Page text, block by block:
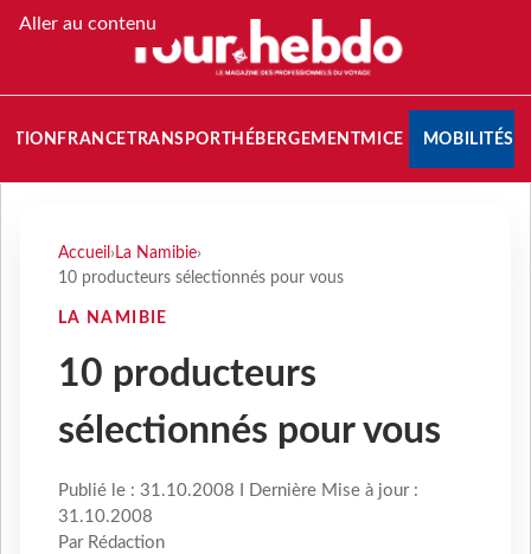
Aller au contenu
FRANCETRANSPORT HÉBERGEMENTMICE MOBILITÉS
Accueil › La Namibie›
10 producteurs sélectionnés pour vous
LA NAMIBIE
10 producteurs
sélectionnés pour vous
Publié le : 31.10.2008 I Dernière Mise à jour :
31.10.2008
Par Rédaction